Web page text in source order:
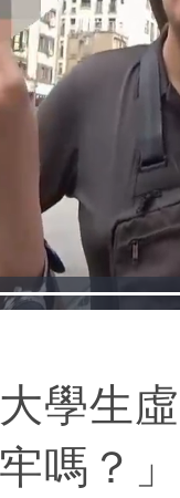
陸警
向 質疑內控失守
Loaded:
100.00%
學生
嗎？」